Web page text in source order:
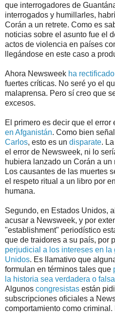
que interrogadores de
interrogados y humillarles,
Corán a un retrete. Como es
noticias sobre el asunto fue el
actos de violencia en países
llegándose en este caso a
Ahora Newsweek ha rectificado
fuertes críticas. No seré yo el
malaprensa. Pero sí creo que
excesos.
El primero es decir que el error
en Afganistán. Como bien
Carlos, esto es un disparate.
el error de Newsweek, ni lo
hubiera lanzado un Corán a un
Los causantes de las muertes
el respeto ritual a un libro por
humana.
Segundo, en Estados Unidos,
acusar a Newsweek, y por
"establishment" periodístico
que de traidores a su país, por
perjudicial a los intereses en la
Unidos. Es llamativo que
formulan en términos tales que
la historia sea verdadera o falsa
Algunos congresistas están
subscripciones oficiales a
comportamiento como